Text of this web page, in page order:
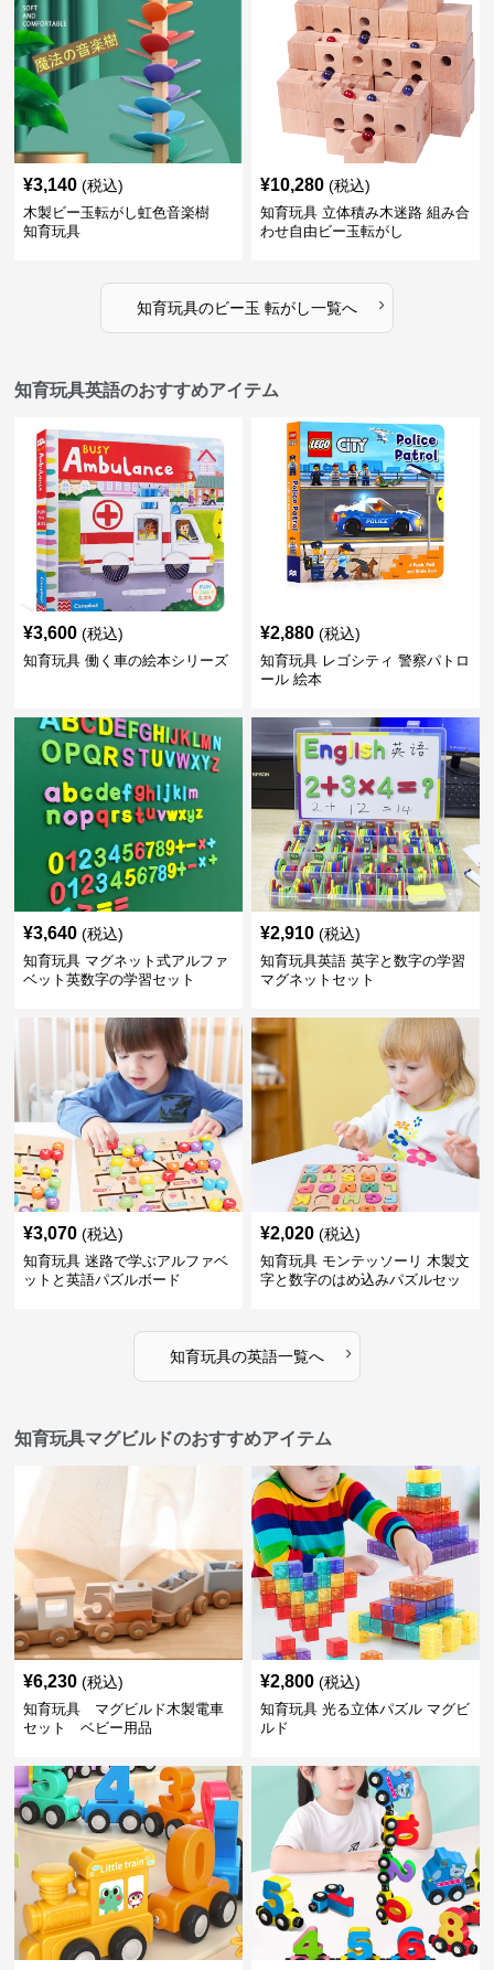
¥3,140 (税込)
木製ビー玉転がし虹色音楽樹
知育玩具
¥10,280 (税込)
知育玩具 立体積み木迷路 組み合
わせ自由ビー玉転がし
知育玩具のビー玉 転がし一覧へ ›
知育玩具英語のおすすめアイテム
¥3,600 (税込)
知育玩具 働く車の絵本シリーズ
¥2,880 (税込)
知育玩具 レゴシティ 警察パトロ
ール 絵本
¥3,640 (税込)
知育玩具 マグネット式アルファ
ベット英数字の学習セット
¥2,910 (税込)
知育玩具英語 英字と数字の学習
マグネットセット
¥3,070 (税込)
知育玩具 迷路で学ぶアルファベ
ットと英語パズルボード
¥2,020 (税込)
知育玩具 モンテッソーリ 木製文
字と数字のはめ込みパズルセッ
知育玩具の英語一覧へ ›
知育玩具マグビルドのおすすめアイテム
¥6,230 (税込)
知育玩具 マグビルド木製電車
セット ベビー用品
¥2,800 (税込)
知育玩具 光る立体パズル マグビ
ルド